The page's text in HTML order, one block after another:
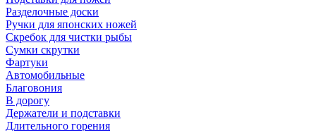
Разделочные доски
Ручки для японских ножей
Скребок для чистки рыбы
Сумки скрутки
Фартуки
Автомобильные
Благовония
В дорогу
Держатели и подставки
Длительного горения